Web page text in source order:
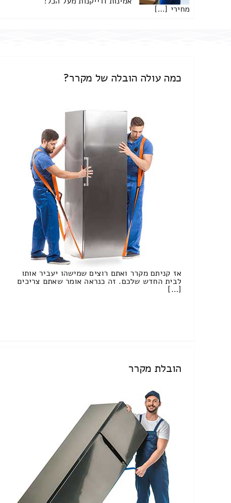
מחירי […]
כמה עולה הובלה של מקרר?
אז קניתם מקרר ואתם רוצים שמישהו יעביר אותו
לבית החדש שלכם. זה כנראה אומר שאתם צריכים
[…]
הובלת מקרר